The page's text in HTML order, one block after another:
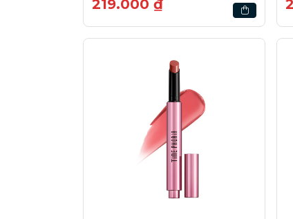
219.000 ₫